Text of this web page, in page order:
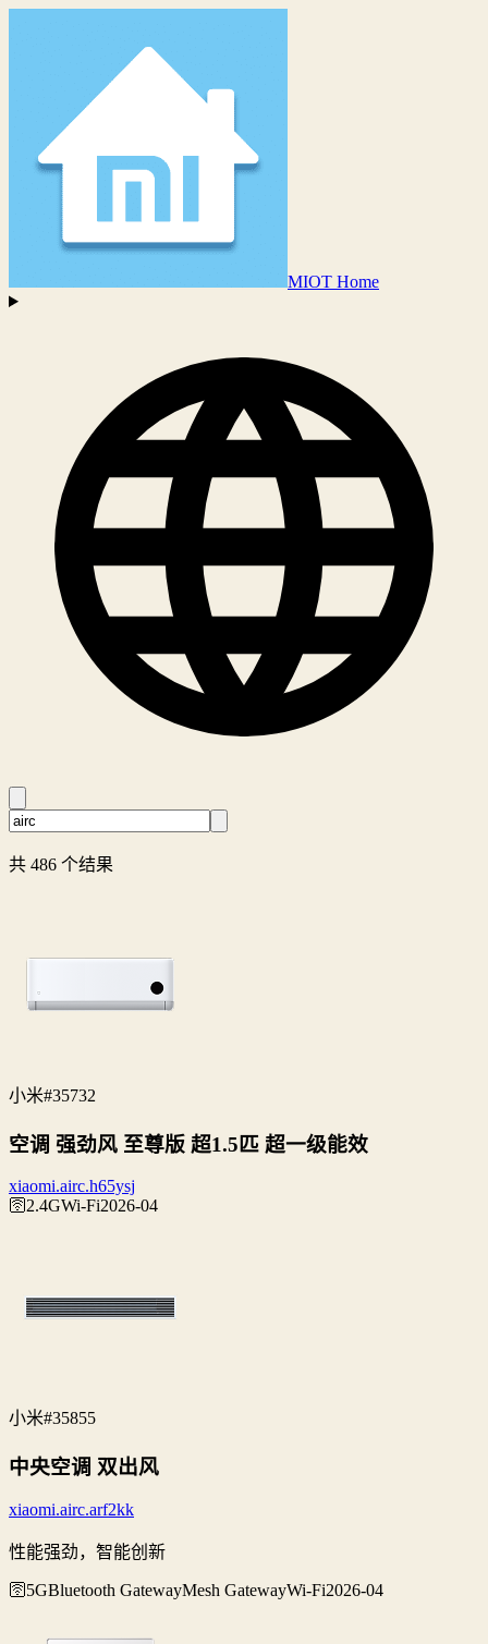
MIOT Home
共 486 个结果
小米#35732
空调 强劲风 至尊版 超1.5匹 超一级能效
xiaomi.airc.h65ysj
🛜2.4GWi‑Fi2026-04
小米#35855
中央空调 双出风
xiaomi.airc.arf2kk
性能强劲，智能创新
🛜5GBluetooth GatewayMesh GatewayWi‑Fi2026-04